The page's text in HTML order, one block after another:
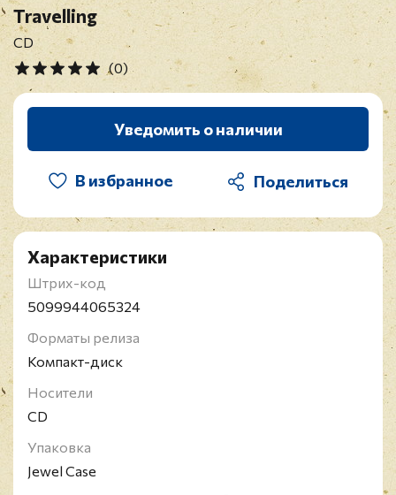
Travelling
CD
(0)
Уведомить о наличии
В избранное
Характеристики
Штрих-код
5099944065324
Форматы релиза
Компакт-диск
Носители
CD
Упаковка
Jewel Case